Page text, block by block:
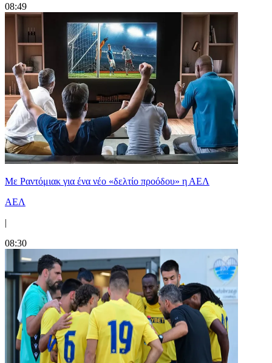
08:49
Με Ραντόμιακ για ένα νέο «δελτίο προόδου» η ΑΕΛ
ΑΕΛ
|
08:30